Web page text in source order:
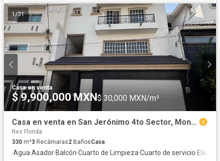
1/31
Casa·en venta
$ 9,900,000 MXN$ 30,000 MXN/m²
Casa en venta en San Jerónimo 4to Sector, Monterrey | 3 niveles y 330 m²
Res Florida
330 m²3 Recámaras2 BañosCasa
·Agua·Asador·Balcón·Cuarto de Limpieza·Cuarto de servicio·